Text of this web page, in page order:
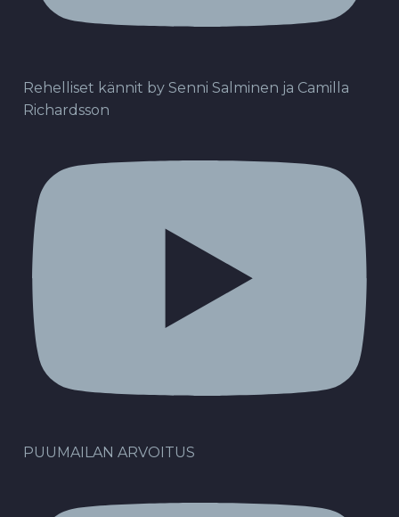
Rehelliset kännit by Senni Salminen ja Camilla
Richardsson
PUUMAILAN ARVOITUS